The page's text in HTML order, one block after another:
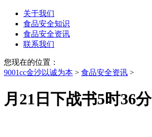
关于我们
食品安全知识
食品安全资讯
联系我们
您现在的位置：
9001cc金沙以诚为本 > 食品安全资讯 >
月21日下战书5时36分